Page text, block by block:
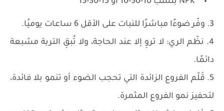
3. وفّر ضوءًا مباشرًا للنبات على الأقل 6 ساعات يوميًا.
4. نظّم الري: لا تروِ إلا عند الحاجة، ولا تُبقِ التربة مشبعة
دائمًا.
5. قَلّم الفروع الزائدة التي تحجب الضوء أو تنمو بلا فائدة،
لتحفيز نمو الفروع المثمرة.